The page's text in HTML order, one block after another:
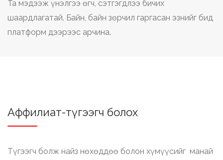
Та мэдээж үнэлгээ өгч, сэтгэгдлээ бичих
шаардлагатай. Байн, байн зөрчил гаргасан эзнийг бид
платформ дээрээс арчина.
Аффилиат-түгээгч болох
Түгээгч болж найз нөхөддөө болон хүмүүсийг манай